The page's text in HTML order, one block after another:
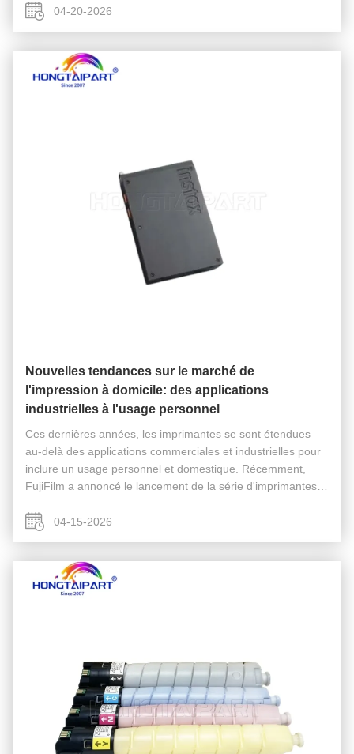
Copilot, ...04-20-2026
Nouvelles tendances sur le marché de
l'impression à domicile: des applications
industrielles à l'usage personnel
Ces dernières années, les imprimantes se sont étendues
au-delà des applications commerciales et industrielles pour
inclure un usage personnel et domestique. Récemment,
FujiFilm a annoncé le lancement de la série d'imprimantes
facilement des ...
04-15-2026